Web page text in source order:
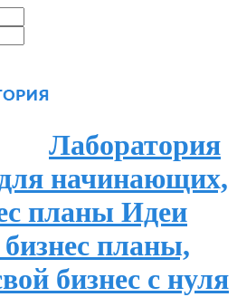
Лаборатория
для начинающих,
планы Идеи
бизнес планы,
бизнес с нуля